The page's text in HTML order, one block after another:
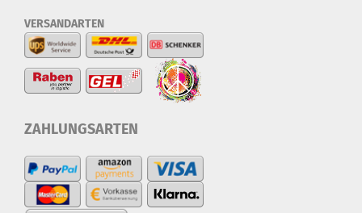
VERSANDARTEN
ZAHLUNGSARTEN